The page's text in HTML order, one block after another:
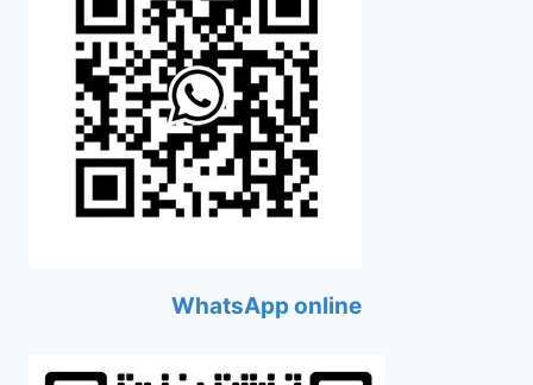
WhatsApp online